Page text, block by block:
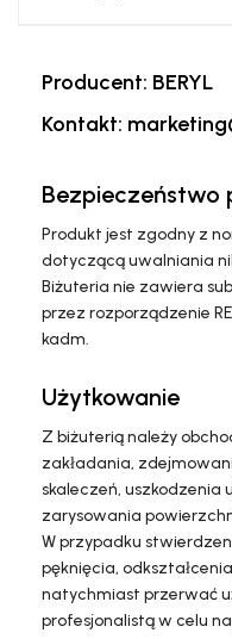
Producent: BERYL
Kontakt:
Bezpieczeństwo
Produkt jest zgodny z
dotyczącą uwalniania
Biżuteria nie zawiera
przez rozporządzenie
kadm.
Użytkowanie
Z biżuterią należy
zakładania,
skaleczeń, uszkodzenia
zarysowania
W przypadku
pęknięcia,
natychmiast przerwać
profesjonalistą w celu